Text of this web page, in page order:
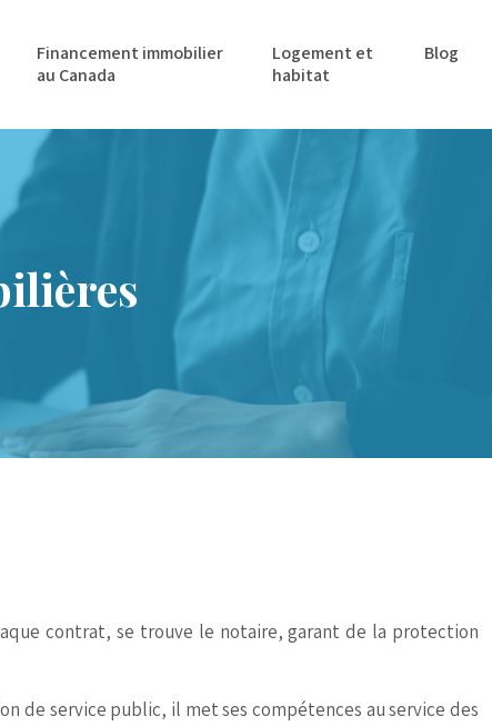
Financement immobilier
au Canada
Logement et
habitat
Blog
contrat, se trouve le notaire, garant de la protection
de service public, il met ses compétences au service des